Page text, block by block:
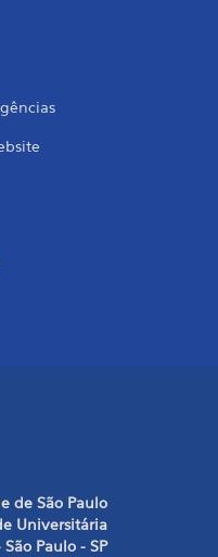
de São Paulo
Universitária
Paulo - SP